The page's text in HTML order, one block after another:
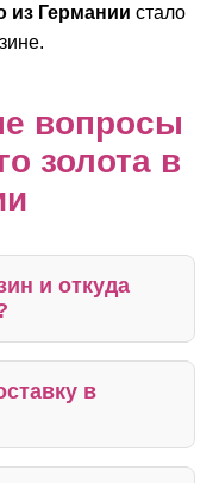
из Германии стало
вопросы
золота в
и откуда
в